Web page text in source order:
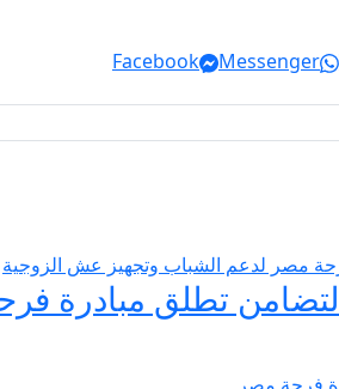
Facebook
Messenger
2026… وزارة التضامن